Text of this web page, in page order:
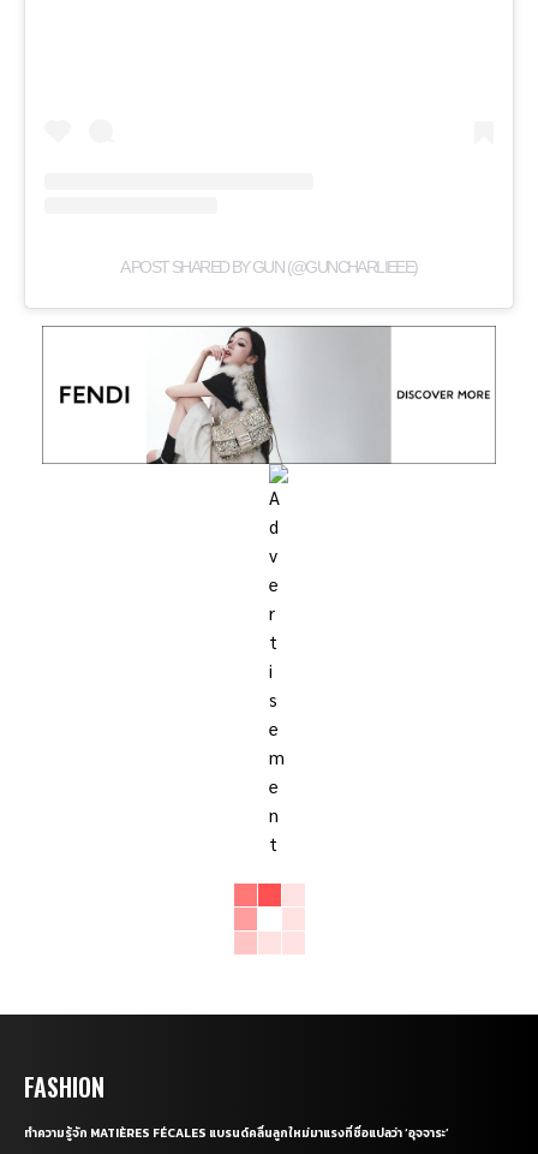
A POST SHARED BY GUN (@GUNCHARLIEEE)
FASHION
ทำความรู้จัก MATIÈRES FÉCALES แบรนด์คลื่นลูกใหม่มาแรงที่ชื่อแปลว่า ‘อุจจาระ’